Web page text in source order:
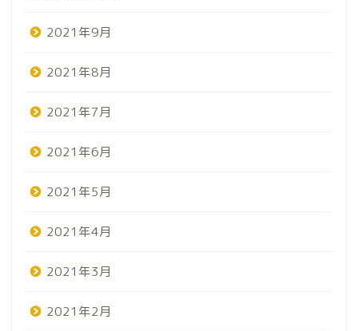
2021年9月
2021年8月
2021年7月
2021年6月
2021年5月
2021年4月
2021年3月
2021年2月